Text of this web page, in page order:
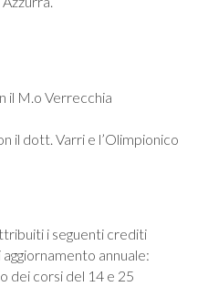
il M.o Verrecchia
il dott. Varri e l’Olimpionico
i seguenti crediti
annuale:
dei corsi del 14 e 25